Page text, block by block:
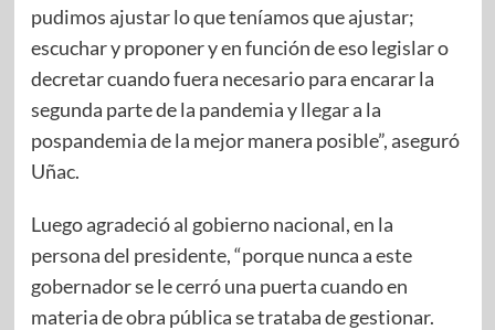
pudimos ajustar lo que teníamos que ajustar;
escuchar y proponer y en función de eso legislar o
decretar cuando fuera necesario para encarar la
segunda parte de la pandemia y llegar a la
pospandemia de la mejor manera posible”, aseguró
Uñac.
Luego agradeció al gobierno nacional, en la
persona del presidente, “porque nunca a este
gobernador se le cerró una puerta cuando en
materia de obra pública se trataba de gestionar.